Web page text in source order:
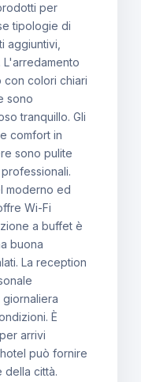
per
tipologie di
aggiuntivi,
L'arredamento
con colori chiari
sono
tranquillo. Gli
comfort in
sono pulite
moderno ed
Wi-Fi
a buffet è
buona
La reception
È
arrivi
può fornire
della città.